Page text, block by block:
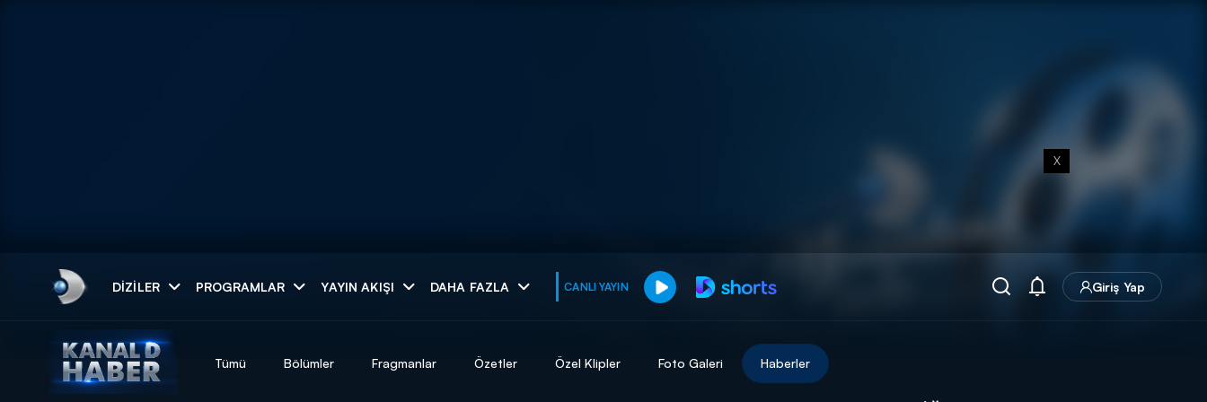
X
DIZILER PROGRAMLAR YAYIN AKIŞI DAHA FAZLA CANLI YAYIN Giriş Yap
muhteşem ikili
Tümü Bölümler Fragmanlar Özetler Özel Klipler Foto Galeri Haberler